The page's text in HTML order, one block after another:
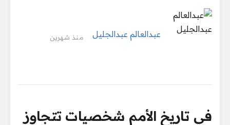
عبدالعالم عبدالجليل منذ شهرين
في تاريخ الأمم شخصيات تتجاوز